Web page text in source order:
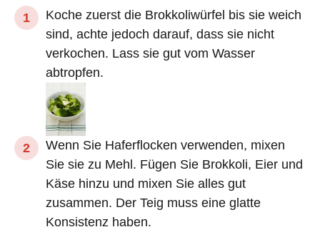
Koche zuerst die Brokkoliwürfel bis sie weich
sind, achte jedoch darauf, dass sie nicht
verkochen. Lass sie gut vom Wasser
abtropfen.
Wenn Sie Haferflocken verwenden, mixen
Sie sie zu Mehl. Fügen Sie Brokkoli, Eier und
Käse hinzu und mixen Sie alles gut
zusammen. Der Teig muss eine glatte
Konsistenz haben.